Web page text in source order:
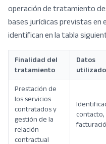
operación de tratamiento
bases jurídicas previstas en
identifican en la tabla
Finalidad del
tratamiento
Datos
Prestación de
los servicios
contratados y
gestión de la
relación
contractual
contacto,